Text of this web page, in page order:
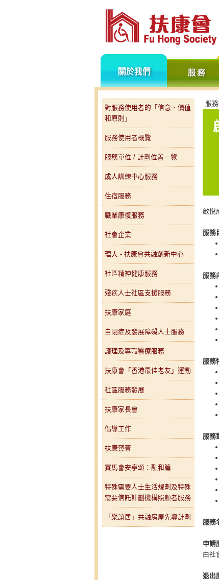
關
們
對服務使用者的「信念、價值
和原則」
服務使用者概覽
服務單位 / 計劃位置一覽
成人訓練中心服務
住宿服務
職業康復服務
社會企業
理大 - 扶康會共融創新中心
社區精神健康服務
殘疾人士社區支援服務
扶康家庭
自閉症及發展障礙人士服務
護理及專職醫療服務
扶康會「香港最佳老友」運動
社區服務發展
扶康家長會
倡導工作
扶康藝薈
賽馬會安寧頌：融和篇
特殊需要人士生活規劃及特殊
需要信託計劃機構照顧者服務
「樂誼居」共融房屋先導計劃
服
啟悅
服務
服務
服務
服務
服務
申請
由社
退出